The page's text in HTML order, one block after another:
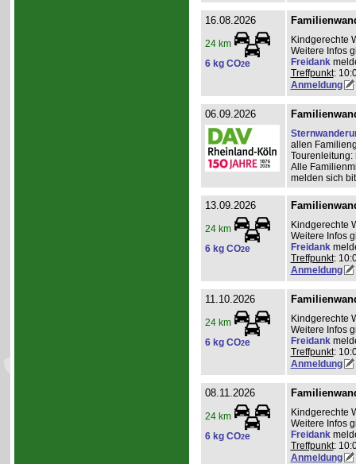
16.08.2026
24 km
6 kg CO2e
Kindgerechte
Weitere Infos
Freidank
Treffpunkt:
Anmeldung
06.09.2026
allen
Tourenleitung:
Alle
melden sich
13.09.2026
24 km
6 kg CO2e
Kindgerechte
Weitere Infos
Freidank
Treffpunkt:
Anmeldung
11.10.2026
24 km
6 kg CO2e
Kindgerechte
Weitere Infos
Freidank
Treffpunkt:
Anmeldung
08.11.2026
24 km
6 kg CO2e
Kindgerechte
Weitere Infos
Freidank
Treffpunkt:
Anmeldung